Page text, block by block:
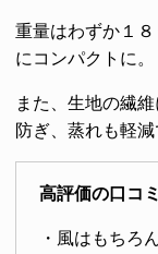
重量はわずか１
にコンパクトに。
また、生地の繊
防ぎ、蒸れも軽
高評価の口コミ
・風はもちろ